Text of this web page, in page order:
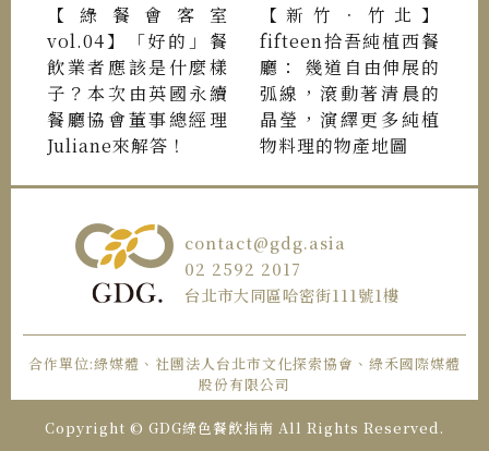
【綠餐會客室
vol.04】「好的」餐
飲業者應該是什麼樣
子？本次由英國永續
餐廳協會董事總經理
Juliane來解答！
【新竹．竹北】
fifteen拾吾純植西餐
廳： 幾道自由伸展的
弧線，滾動著清晨的
晶瑩，演繹更多純植
物料理的物產地圖
contact@gdg.asia
02 2592 2017
台北市大同區哈密街111號1樓
合作單位:綠媒體、社團法人台北市文化探索協會、綠禾國際媒體
股份有限公司
Copyright © GDG綠色餐飲指南 All Rights Reserved.